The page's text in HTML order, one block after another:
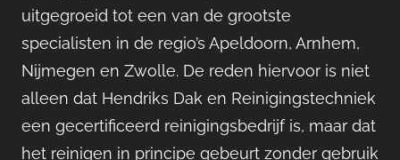
uitgegroeid tot een van de grootste
specialisten in de regio’s Apeldoorn, Arnhem,
Nijmegen en Zwolle. De reden hiervoor is niet
alleen dat Hendriks Dak en Reinigingstechniek
een gecertificeerd reinigingsbedrijf is, maar dat
het reinigen in principe gebeurt zonder gebruik